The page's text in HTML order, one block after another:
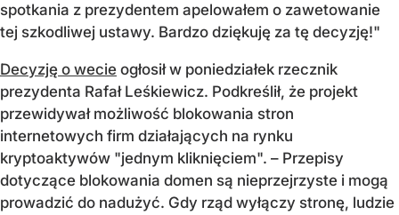
spotkania z prezydentem apelowałem o zawetowanie
tej szkodliwej ustawy. Bardzo dziękuję za tę decyzję!"
Decyzję o wecie ogłosił w poniedziałek rzecznik
prezydenta Rafał Leśkiewicz. Podkreślił, że projekt
przewidywał możliwość blokowania stron
internetowych firm działających na rynku
kryptoaktywów "jednym kliknięciem". – Przepisy
dotyczące blokowania domen są nieprzejrzyste i mogą
prowadzić do nadużyć. Gdy rząd wyłączy stronę, ludzie